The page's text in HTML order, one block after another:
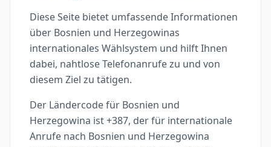
Diese Seite bietet umfassende Informationen
über Bosnien und Herzegowinas
internationales Wählsystem und hilft Ihnen
dabei, nahtlose Telefonanrufe zu und von
diesem Ziel zu tätigen.
Der Ländercode für Bosnien und
Herzegowina ist +387, der für internationale
Anrufe nach Bosnien und Herzegowina